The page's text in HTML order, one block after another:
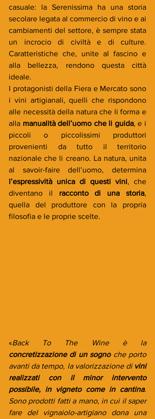
casuale: la Serenissima ha una storia
secolare legata al commercio di vino e ai
cambiamenti del settore, è sempre stata
un incrocio di civiltà e di culture.
Caratteristiche che, unite al fascino e
alla bellezza, rendono questa città
ideale.
I protagonisti della Fiera e Mercato sono
i vini artigianali, quelli che rispondono
alle necessità della natura che li forma e
alla manualità dell’uomo che li guida, e i
piccoli o piccolissimi produttori
provenienti da tutto il territorio
nazionale che li creano. La natura, unita
l’espressività unica di questi vini, che
diventano il racconto di una storia,
quella del produttore con la propria
filosofia e le proprie scelte.
«
Back To The Wine è la
concretizzazione di un sogno che porto
avanti da tempo, la valorizzazione di vini
realizzati con il minor intervento
possibile, in vigneto come in cantina.
Sono prodotti fatti a mano, in cui il saper
fare del vignaiolo-artigiano dona una